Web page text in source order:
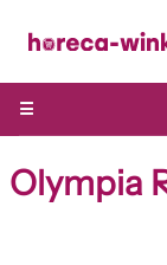
naar
inhoud
☰
Olympia